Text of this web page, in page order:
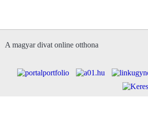
A magyar divat online otthona